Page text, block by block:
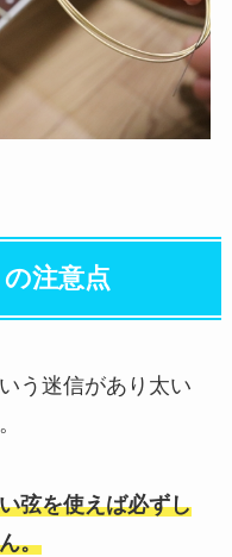
注意点
う迷信があり太い
弦を使えば必ずし
。